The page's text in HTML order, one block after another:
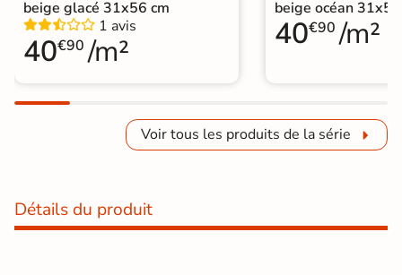
beige glacé 31x56 cm
1 avis
40€90 /m²
beige océan
40€90 /m²
Voir tous les produits de la série
Détails du produit